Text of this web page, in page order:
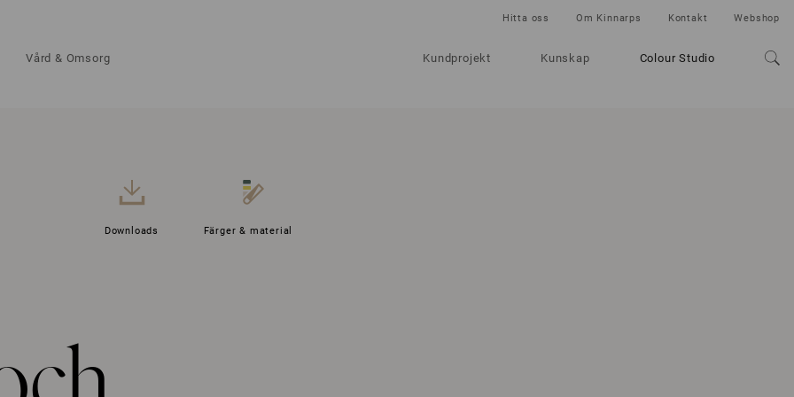
Vård & Omsorg Kundprojekt Kunskap Colour Studio
Hitta oss Om Kinnarps Kontakt Webshop
Downloads Färger & material